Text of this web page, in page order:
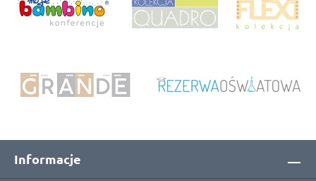
Informacje